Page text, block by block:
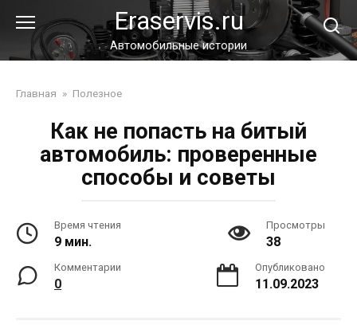
контенту
Eraservis.ru
Автомобильные истории
Главная » Полезное
Как не попасть на битый
автомобиль: проверенные
способы и советы
Время чтения
9 мин.
Просмотры
38
Комментарии
0
Опубликовано
11.09.2023